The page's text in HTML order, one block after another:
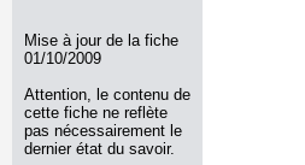
Mise à jour de la fiche
01/10/2009
Attention, le contenu de
cette fiche ne reflète
pas nécessairement le
dernier état du savoir.